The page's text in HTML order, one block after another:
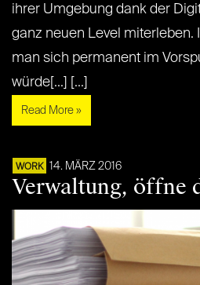
ihrer Umgebung dank der
ganz neuen Level miterleben.
man sich permanent im
würde[...] [...]
Read More »
WORK 14. MÄRZ 2016
Verwaltung, öffne